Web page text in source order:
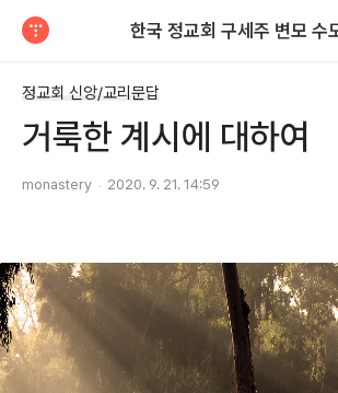
한국 정교회 구세주 변모 수
정교회 신앙/교리문답
거룩한 계시에 대하여
monastery 2020. 9. 21. 14:59